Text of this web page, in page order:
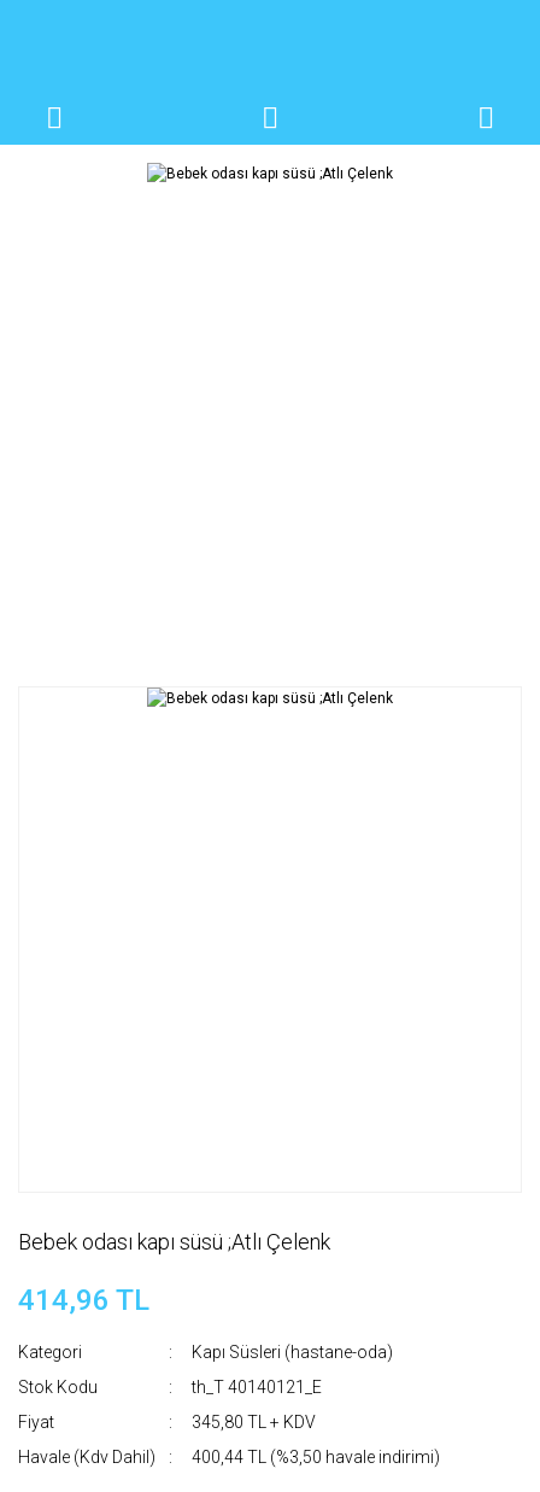
Bebek odası kapı süsü ;Atlı Çelenk
414,96 TL
Kategori
Kapı Süsleri (hastane-oda)
Stok Kodu
th_T 40140121_E
Fiyat
345,80 TL + KDV
Havale (Kdv Dahil)
400,44 TL (%3,50 havale indirimi)